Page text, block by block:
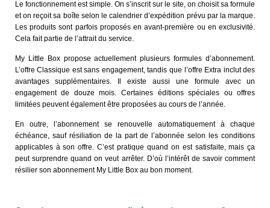
Le fonctionnement est simple. On s’inscrit sur le site, on choisit sa formule
et on reçoit sa boîte selon le calendrier d’expédition prévu par la marque.
Les produits sont parfois proposés en avant-première ou en exclusivité.
Cela fait partie de l’attrait du service.
My Little Box propose actuellement plusieurs formules d’abonnement.
L’offre Classique est sans engagement, tandis que l’offre Extra inclut des
avantages supplémentaires. Il existe aussi une formule avec un
engagement de douze mois. Certaines éditions spéciales ou offres
limitées peuvent également être proposées au cours de l’année.
En outre, l’abonnement se renouvelle automatiquement à chaque
échéance, sauf résiliation de la part de l’abonnée selon les conditions
applicables à son offre. C’est pratique quand on est satisfaite, mais ça
peut surprendre quand on veut arrêter. D’où l’intérêt de savoir comment
résilier son abonnement My Little Box au bon moment.